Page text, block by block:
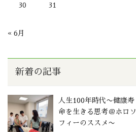
30 31
« 6月
新着の記事
人生100年時代〜健康寿
命を生きる思考＠ホロソ
フィーのススメ〜